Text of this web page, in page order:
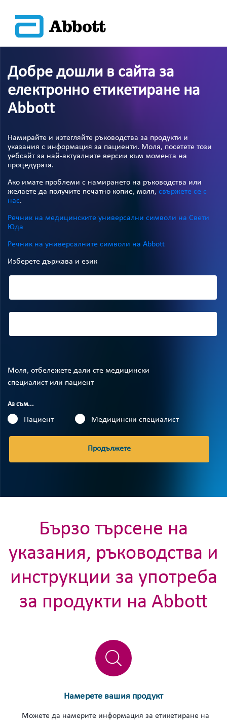
Добре дошли в сайта за
електронно етикетиране на
Abbott
Намирайте и изтегляйте ръководства за продукти и
указания с информация за пациенти. Моля, посетете този
уебсайт за най-актуалните версии към момента на
процедурата.
Ако имате проблеми с намирането на ръководства или
желаете да получите печатно копие, моля, свържете се с
нас.
Речник на медицинските универсални символи на Свети
Юда
Речник на универсалните символи на Abbott
Изберете държава и език
Моля, отбележете дали сте медицински
специалист или пациент
Аз съм...
Пациент Медицински специалист
Продължете
Бързо търсене на
указания, ръководства и
инструкции за употреба
за продукти на Abbott
Намерете вашия продукт
Можете да намерите информация за етикетиране на